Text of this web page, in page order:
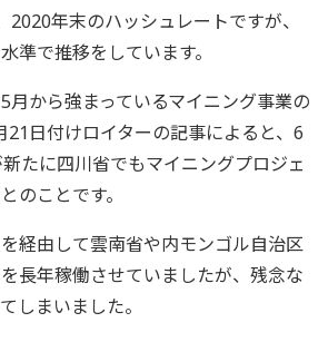
年末のハッシュレートですが、
準で推移をしています。
月から強まっているマイニング事業の
21日付けロイターの記事によると、6
たに四川省でもマイニングプロジェ
のことです。
経由して雲南省や内モンゴル自治区
長年稼働させていましたが、残念な
しまいました。